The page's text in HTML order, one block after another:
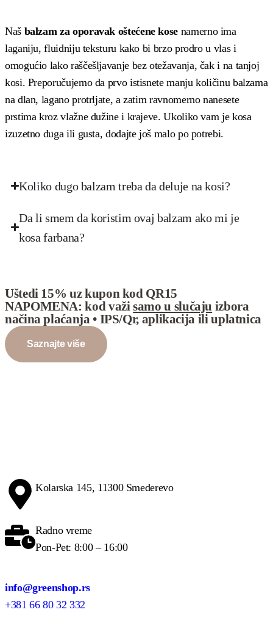
Naš balzam za oporavak oštećene kose namerno ima
laganiju, fluidniju teksturu kako bi brzo prodro u vlas i
omogućio lako raščešljavanje bez otežavanja, čak i na tanjoj
kosi. Preporučujemo da prvo istisnete manju količinu balzama
na dlan, lagano protrljate, a zatim ravnomerno nanesete
prstima kroz vlažne dužine i krajeve. Ukoliko vam je kosa
izuzetno duga ili gusta, dodajte još malo po potrebi.
Koliko dugo balzam treba da deluje na kosi?
Da li smem da koristim ovaj balzam ako mi je
kosa farbana?
Uštedi 15% uz kupon kod QR15
NAPOMENA: kod važisamo u slučaju izbora
načina plaćanja • IPS/Qr, aplikacija ili uplatnica
Saznajte više
Kolarska 145, 11300 Smederevo
Radno vreme
Pon-Pet: 8:00 – 16:00
info@greenshop.rs
+381 66 80 32 332